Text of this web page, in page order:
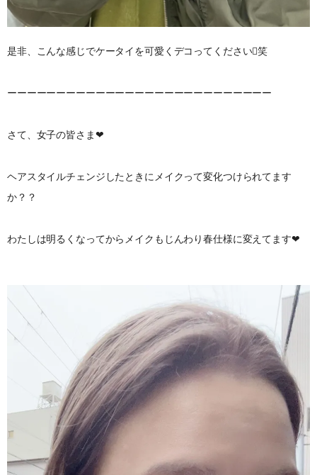
是非、こんな感じでケータイを可愛くデコってください笑
ーーーーーーーーーーーーーーーーーーーーーーーーーーー
さて、女子の皆さま❤︎
ヘアスタイルチェンジしたときにメイクって変化つけられてます
か？？
わたしは明るくなってからメイクもじんわり春仕様に変えてます❤︎